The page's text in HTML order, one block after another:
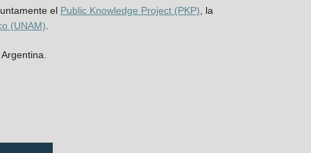
el Public Knowledge Project (PKP) , la
(UNAM)